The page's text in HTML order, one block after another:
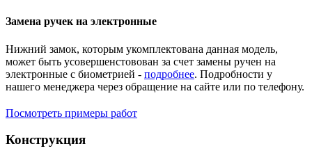
Замена ручек на электронные
Нижний замок, которым укомплектована данная модель,
может быть усовершенстовован за счет замены ручен на
электронные с биометрией - подробнее. Подробности у
нашего менеджера через обращение на сайте или по телефону.
Посмотреть примеры работ
Конструкция